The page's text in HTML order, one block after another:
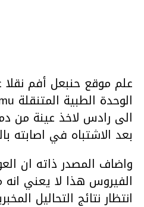
علم موقع حنبعل أفم
الى رادس لاخذ عينة من
بعد الاشتباه في اصابته
واضاف المصدر ذاته ان
الفيروس هذا لا يعني انه
انتظار نتائج التحاليل